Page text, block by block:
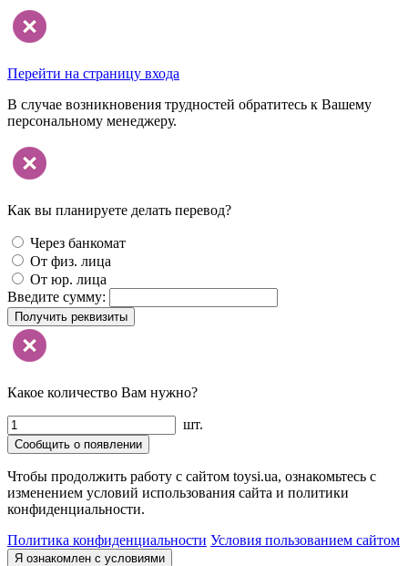
Перейти на страницу входа
В случае возникновения трудностей обратитесь к Вашему
персональному менеджеру.
Как вы планируете делать перевод?
Через банкомат
От физ. лица
От юр. лица
Введите сумму:
Получить реквизиты
Какое количество Вам нужно?
шт.
Сообщить о появлении
Чтобы продолжить работу с сайтом toysi.ua, ознакомьтесь с
изменением условий использования сайта и политики
конфиденциальности.
Политика конфиденциальности Условия пользованием сайтом
Я ознакомлен с условиями